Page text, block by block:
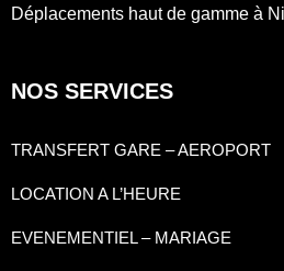
Déplacements haut de gamme à
NOS SERVICES
TRANSFERT GARE – AEROPORT
LOCATION A L’HEURE
EVENEMENTIEL – MARIAGE